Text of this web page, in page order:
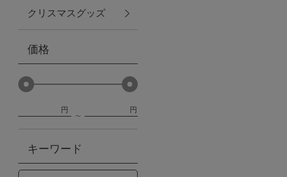
防災グッズ・非常食
トレーニング
クリスマスグッズ
価格
円 円
キーワード